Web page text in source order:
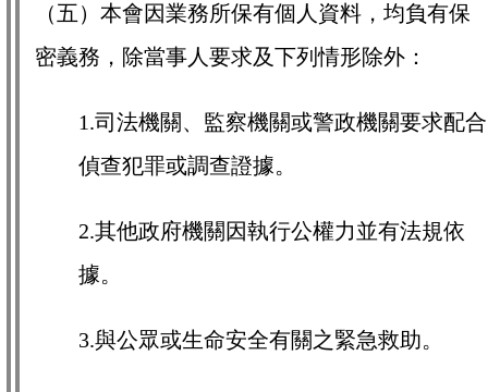
（五）本會因業務所保有個人資料，均負有保
密義務，除當事人要求及下列情形除外：
1.司法機關、監察機關或警政機關要求配合
偵查犯罪或調查證據。
2.其他政府機關因執行公權力並有法規依
據。
3.與公眾或生命安全有關之緊急救助。